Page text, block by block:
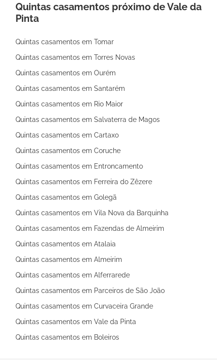
Quintas casamentos próximo de Vale da
Pinta
Quintas casamentos em Tomar
Quintas casamentos em Torres Novas
Quintas casamentos em Ourém
Quintas casamentos em Santarém
Quintas casamentos em Rio Maior
Quintas casamentos em Salvaterra de Magos
Quintas casamentos em Cartaxo
Quintas casamentos em Coruche
Quintas casamentos em Entroncamento
Quintas casamentos em Ferreira do Zêzere
Quintas casamentos em Golegã
Quintas casamentos em Vila Nova da Barquinha
Quintas casamentos em Fazendas de Almeirim
Quintas casamentos em Atalaia
Quintas casamentos em Almeirim
Quintas casamentos em Alferrarede
Quintas casamentos em Parceiros de São João
Quintas casamentos em Curvaceira Grande
Quintas casamentos em Vale da Pinta
Quintas casamentos em Boleiros